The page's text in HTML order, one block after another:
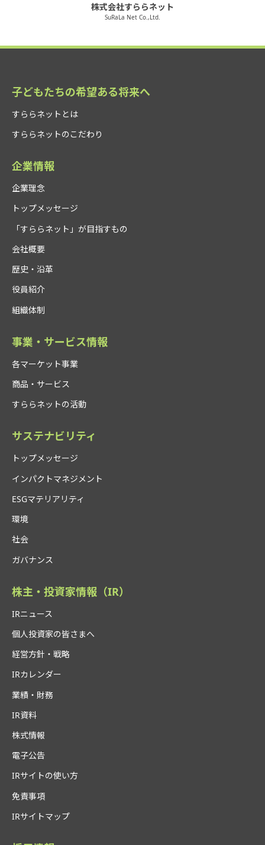
株式会社すららネット
SuRaLa Net Co.,Ltd.
子どもたちの希望ある将来へ
すららネットとは
すららネットのこだわり
企業情報
企業理念
トップメッセージ
「すららネット」が目指すもの
会社概要
歴史・沿革
役員紹介
組織体制
事業・サービス情報
各マーケット事業
商品・サービス
すららネットの活動
サステナビリティ
トップメッセージ
インパクトマネジメント
ESGマテリアリティ
環境
社会
ガバナンス
株主・投資家情報（IR）
IRニュース
個人投資家の皆さまへ
経営方針・戦略
IRカレンダー
業績・財務
IR資料
株式情報
電子公告
IRサイトの使い方
免責事項
IRサイトマップ